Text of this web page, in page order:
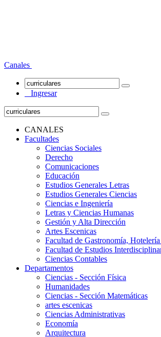
Canales
Ingresar
CANALES
Facultades
Ciencias Sociales
Derecho
Comunicaciones
Educación
Estudios Generales Letras
Estudios Generales Ciencias
Ciencias e Ingeniería
Letras y Ciencias Humanas
Gestión y Alta Dirección
Artes Escenicas
Facultad de Gastronomía,
Facultad de Estudios
Ciencias Contables
Departamentos
Ciencias - Sección Física
Humanidades
Ciencias - Sección Matemáticas
artes escenicas
Ciencias Administrativas
Economía
Arquitectura